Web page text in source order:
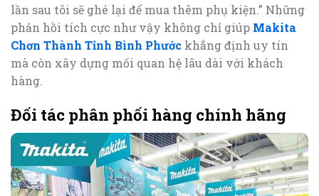
lần sau tôi sẽ ghé lại để mua thêm phụ kiện.” Những
phản hồi tích cực như vậy không chỉ giúp Makita
Chơn Thành Tỉnh Bình Phước khẳng định uy tín
mà còn xây dựng mối quan hệ lâu dài với khách
hàng.
Đối tác phân phối hàng chính hãng